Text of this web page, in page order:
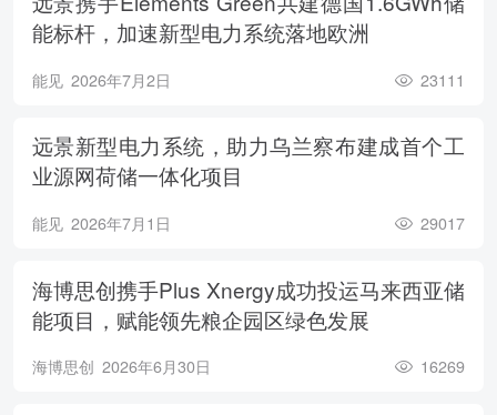
能标杆，加速新型电力系统落地欧洲
能见 2026年7月2日 23111
远景新型电力系统，助力乌兰察布建成首个工
业源网荷储一体化项目
能见 2026年7月1日 29017
海博思创携手Plus Xnergy成功投运马来西亚储
能项目，赋能领先粮企园区绿色发展
海博思创 2026年6月30日 16269